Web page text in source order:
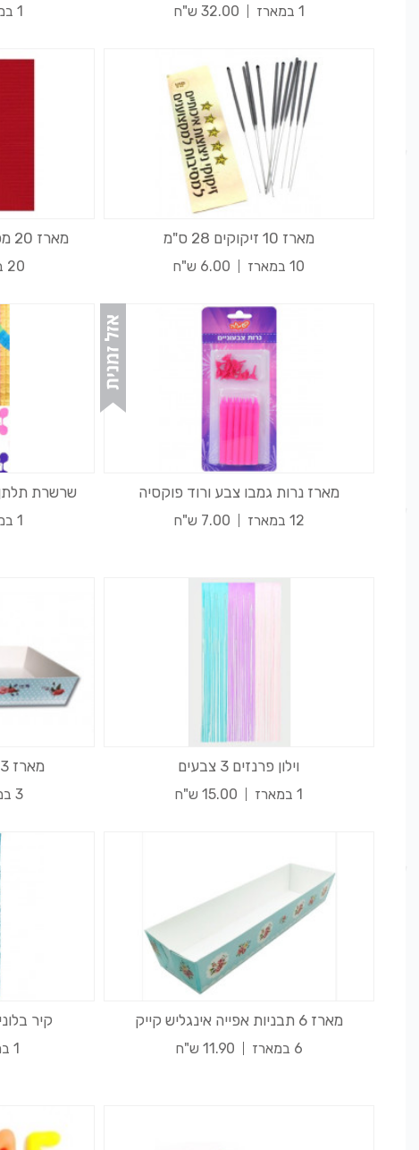
1 במארז 32.00 ש"ח 1 במארז
מארז 10 זיקוקים 28 ס"מ
10 במארז 6.00 ש"ח
מארז 20 מפיות דו שיכבתי צבע אדום
20 במארז
מארז נרות גמבו צבע ורוד פוקסיה
12 במארז 7.00 ש"ח
שרשרת תלתן
1 במארז
וילון פרנזים 3 צבעים
1 במארז 15.00 ש"ח
מארז 3 תבניות אפייה גדולות
3 במארז
מארז 6 תבניות אפייה אינגליש קייק
6 במארז 11.90 ש"ח
קיר
1 במארז